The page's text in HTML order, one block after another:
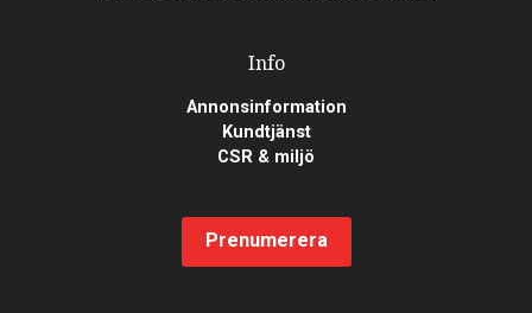
Info
Annonsinformation
Kundtjänst
CSR & miljö
Prenumerera